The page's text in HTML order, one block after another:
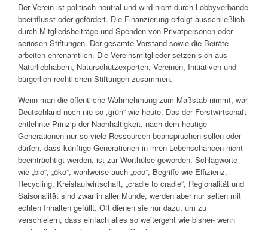
Der Verein ist politisch neutral und wird nicht durch Lobbyverbände
beeinflusst oder gefördert. Die Finanzierung erfolgt ausschließlich
durch Mitgliedsbeiträge und Spenden von Privatpersonen oder
seriösen Stiftungen. Der gesamte Vorstand sowie die Beiräte
arbeiten ehrenamtlich. Die Vereinsmitglieder setzen sich aus
Naturliebhabern, Naturschutzexperten, Vereinen, Initiativen und
bürgerlich-rechtlichen Stiftungen zusammen.
Wenn man die öffentliche Wahrnehmung zum Maßstab nimmt, war
Deutschland noch nie so „grün“ wie heute. Das der Forstwirtschaft
entlehnte Prinzip der Nachhaltigkeit, nach dem heutige
Generationen nur so viele Ressourcen beanspruchen sollen oder
dürfen, dass künftige Generationen in ihren Lebenschancen nicht
beeinträchtigt werden, ist zur Worthülse geworden. Schlagworte
wie „bio“, „öko“, wahlweise auch „eco“, Begriffe wie Effizienz,
Recycling, Kreislaufwirtschaft, „cradle to cradle“, Regionalität und
Saisonalität sind zwar in aller Munde, werden aber nur selten mit
echten Inhalten gefüllt. Oft dienen sie nur dazu, um zu
verschleiern, dass einfach alles so weitergeht wie bisher- wenn